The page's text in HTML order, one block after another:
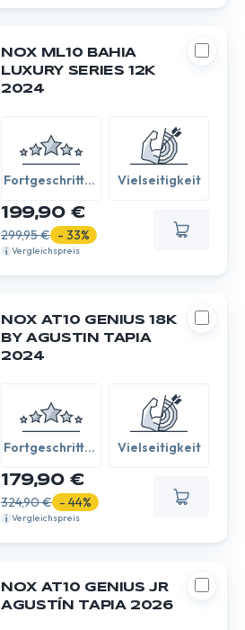
NOX ML10 BAHIA
LUXURY SERIES 12K
2024
Fortgeschritten
Vielseitigkeit
199,90 €
299,95 € - 33%
Vergleichspreis
NOX AT10 GENIUS 18K
BY AGUSTIN TAPIA
2024
Fortgeschritten
Vielseitigkeit
179,90 €
324,90 € - 44%
Vergleichspreis
NOX AT10 GENIUS JR
AGUSTÍN TAPIA 2026